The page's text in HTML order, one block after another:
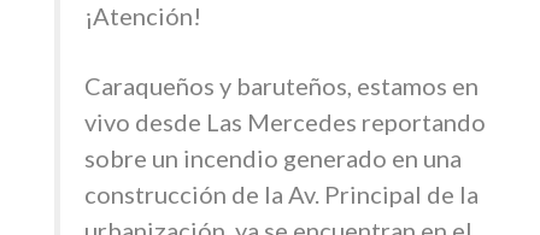
¡Atención!
Caraqueños y baruteños, estamos en
vivo desde Las Mercedes reportando
sobre un incendio generado en una
construcción de la Av. Principal de la